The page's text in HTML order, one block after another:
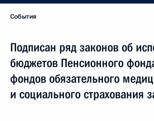
События
Подписан ряд законов об
бюджетов Пенсионного
фондов обязательного
и социального страхования